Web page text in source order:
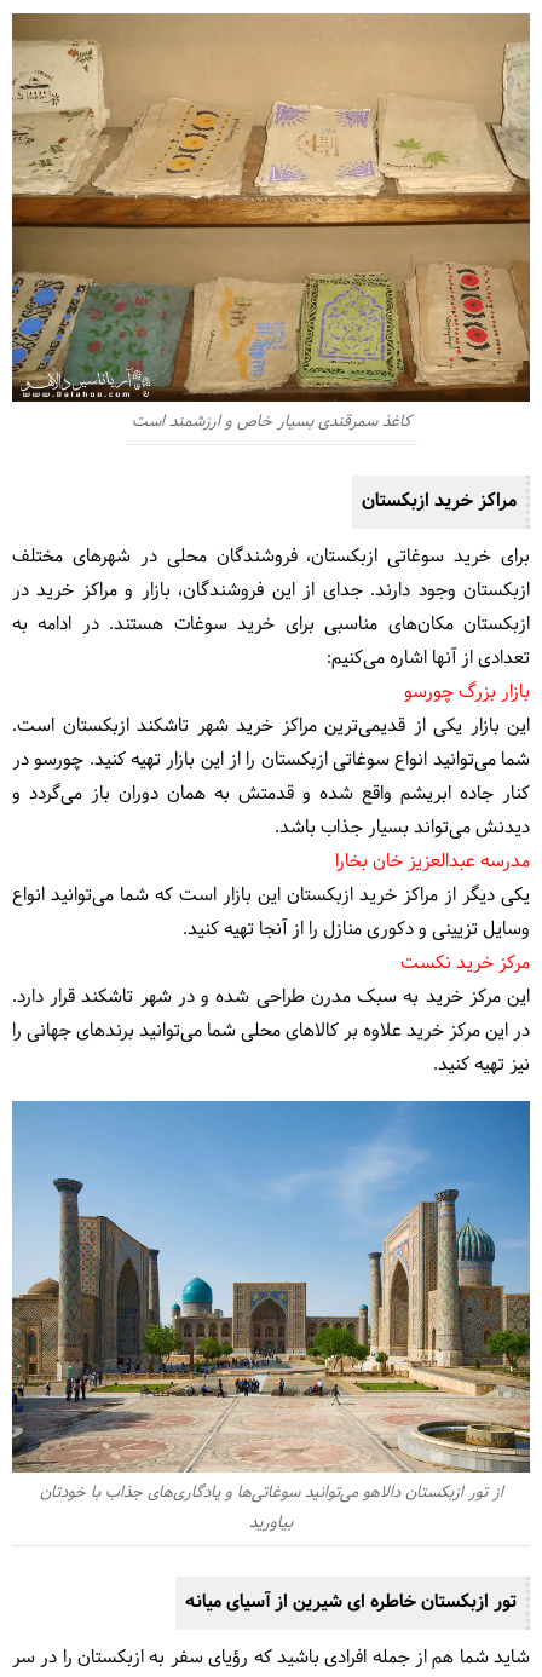
کاغذ سمرقندی بسیار خاص و ارزشمند است
مراکز خرید ازبکستان
برای خرید سوغاتی ازبکستان، فروشندگان محلی در شهرهای مختلف
ازبکستان وجود دارند. جدای از این فروشندگان، بازار و مراکز خرید در
ازبکستان مکان‌های مناسبی برای خرید سوغات هستند. در ادامه به
تعدادی از آنها اشاره می‌کنیم:
بازار بزرگ چورسو
این بازار یکی از قدیمی‌ترین مراکز خرید شهر تاشکند ازبکستان است.
شما می‌توانید انواع سوغاتی ازبکستان را از این بازار تهیه کنید. چورسو در
کنار جاده ابریشم واقع شده و قدمتش به همان دوران باز می‌گردد و
دیدنش می‌تواند بسیار جذاب باشد.
مدرسه عبدالعزیز خان بخارا
یکی دیگر از مراکز خرید ازبکستان این بازار است که شما می‌توانید انواع
وسایل تزیینی و دکوری منازل را از آنجا تهیه کنید.
مرکز خرید نکست
این مرکز خرید به سبک مدرن طراحی شده و در شهر تاشکند قرار دارد.
در این مرکز خرید علاوه بر کالاهای محلی شما می‌توانید برندهای جهانی را
نیز تهیه کنید.
از تور ازبکستان دالاهو می‌توانید سوغاتی‌ها و یادگاری‌های جذاب با خودتان
بیاورید
تور ازبکستان خاطره ای شیرین از آسیای میانه
شاید شما هم از جمله افرادی باشید که رؤیای سفر به ازبکستان را در سر